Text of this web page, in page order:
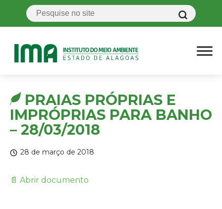
PRAIAS PRÓPRIAS E
IMPRÓPRIAS PARA BANHO
– 28/03/2018
28 de março de 2018
📄 Abrir documento